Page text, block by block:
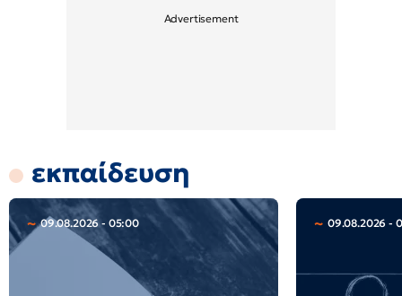
εκπαίδευση
09.08.2026 - 05:00 09.08.2026 -